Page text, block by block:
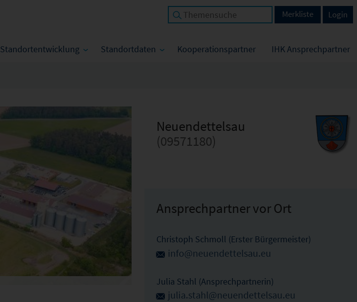
Standortentwicklung Standortdaten Kooperationspartner IHK Ansprechpartner
Login
Merkliste
Neuendettelsau
(09571180)
Ansprechpartner vor Ort
Christoph Schmoll (Erster Bürgermeister)
info@neuendettelsau.eu
Julia Stahl (Ansprechpartnerin)
julia.stahl@neuendettelsau.eu